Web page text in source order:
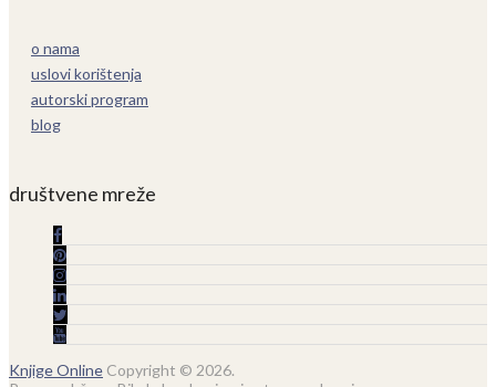
o nama
uslovi korištenja
autorski program
blog
društvene mreže
Knjige Online Copyright © 2026.